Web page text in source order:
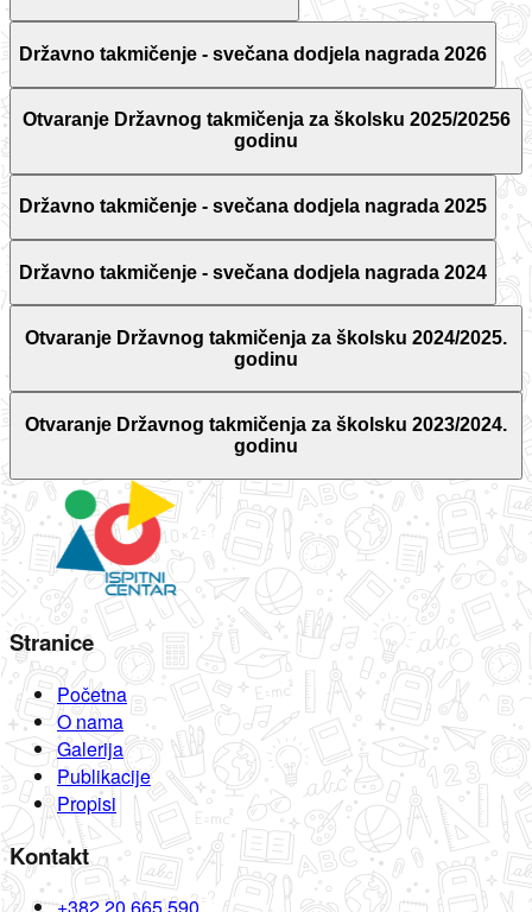
Državno takmičenje - svečana dodjela nagrada 2026
Otvaranje Državnog takmičenja za školsku 2025/20256
godinu
Državno takmičenje - svečana dodjela nagrada 2025
Državno takmičenje - svečana dodjela nagrada 2024
Otvaranje Državnog takmičenja za školsku 2024/2025.
godinu
Otvaranje Državnog takmičenja za školsku 2023/2024.
godinu
Stranice
Početna
O nama
Galerija
Publikacije
Propisi
Kontakt